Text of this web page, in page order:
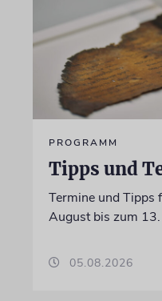
PROGRAMM
Tipps und
Termine und Tipps
August bis zum
05.08.2026